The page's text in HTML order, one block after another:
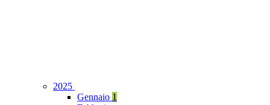
2025
Gennaio 1